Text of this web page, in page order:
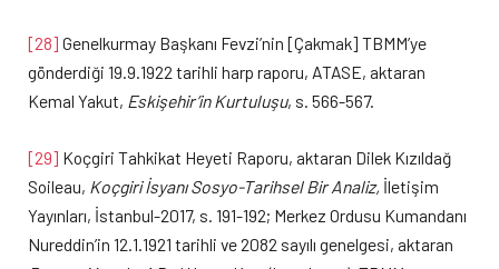
[28] Genelkurmay Başkanı Fevzi’nin [Çakmak] TBMM’ye
gönderdiği 19.9.1922 tarihli harp raporu, ATASE, aktaran
Kemal Yakut, Eskişehir’in Kurtuluşu, s. 566-567.
[29] Koçgiri Tahkikat Heyeti Raporu, aktaran Dilek Kızıldağ
Soileau, Koçgiri İsyanı Sosyo-Tarihsel Bir Analiz, İletişim
Yayınları, İstanbul-2017, s. 191-192; Merkez Ordusu Kumandanı
Nureddin’in 12.1.1921 tarihli ve 2082 sayılı genelgesi, aktaran